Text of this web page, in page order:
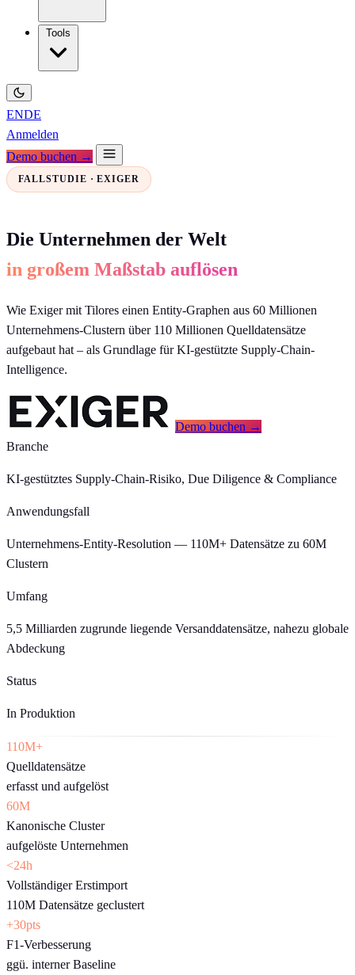
ENDE
Anmelden
Demo buchen →
FALLSTUDIE · EXIGER
Die Unternehmen der Welt
in großem Maßstab auflösen
Wie Exiger mit Tilores einen Entity-Graphen aus 60 Millionen
Unternehmens-Clustern über 110 Millionen Quelldatensätze
aufgebaut hat – als Grundlage für KI-gestützte Supply-Chain-
Intelligence.
Demo buchen →
Branche
KI-gestütztes Supply-Chain-Risiko, Due Diligence & Compliance
Anwendungsfall
Unternehmens-Entity-Resolution — 110M+ Datensätze zu 60M
Clustern
Umfang
5,5 Milliarden zugrunde liegende Versanddatensätze, nahezu globale
Abdeckung
Status
In Produktion
110M+
Quelldatensätze
erfasst und aufgelöst
60M
Kanonische Cluster
aufgelöste Unternehmen
<24h
Vollständiger Erstimport
110M Datensätze geclustert
+30pts
F1-Verbesserung
ggü. interner Baseline